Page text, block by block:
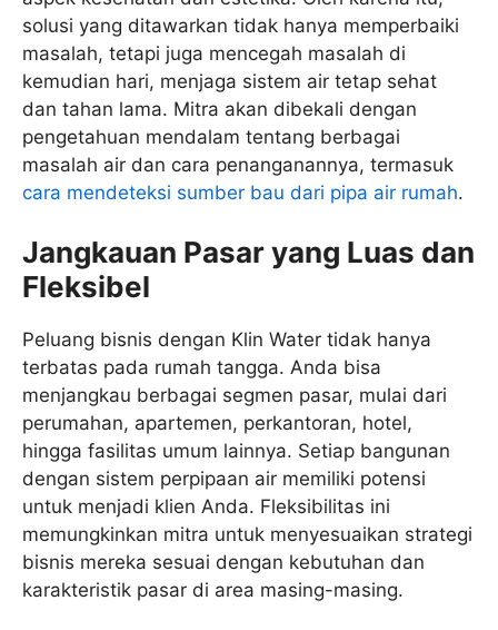
solusi yang ditawarkan tidak hanya memperbaiki
masalah, tetapi juga mencegah masalah di
kemudian hari, menjaga sistem air tetap sehat
dan tahan lama. Mitra akan dibekali dengan
pengetahuan mendalam tentang berbagai
masalah air dan cara penanganannya, termasuk
cara mendeteksi sumber bau dari pipa air rumah.
Jangkauan Pasar yang Luas dan
Fleksibel
Peluang bisnis dengan Klin Water tidak hanya
terbatas pada rumah tangga. Anda bisa
menjangkau berbagai segmen pasar, mulai dari
perumahan, apartemen, perkantoran, hotel,
hingga fasilitas umum lainnya. Setiap bangunan
dengan sistem perpipaan air memiliki potensi
untuk menjadi klien Anda. Fleksibilitas ini
memungkinkan mitra untuk menyesuaikan strategi
bisnis mereka sesuai dengan kebutuhan dan
karakteristik pasar di area masing-masing.